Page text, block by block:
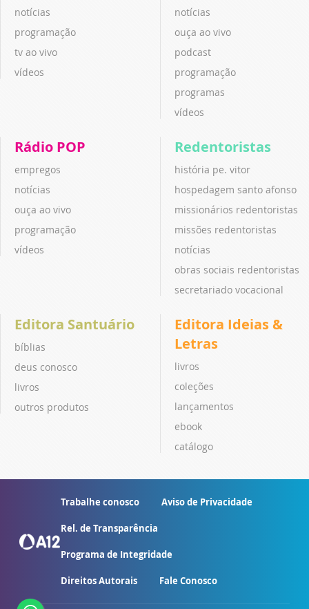
notícias
programação
tv ao vivo
vídeos
notícias
ouça ao vivo
podcast
programação
programas
vídeos
Rádio POP
empregos
notícias
ouça ao vivo
programação
vídeos
Redentoristas
história pe. vitor
hospedagem santo afonso
missionários redentoristas
missões redentoristas
notícias
obras sociais redentoristas
secretariado vocacional
Editora Santuário
bíblias
deus conosco
livros
outros produtos
Editora Ideias &
Letras
livros
coleções
lançamentos
ebook
catálogo
Trabalhe conosco Aviso de Privacidade
Rel. de Transparência
Programa de Integridade
Direitos Autorais Fale Conosco